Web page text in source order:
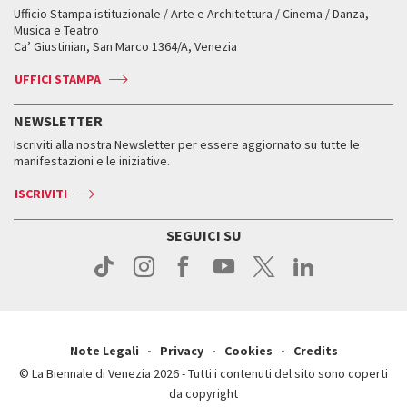
Servizi al pubblico
Come raggiungerci
Press
Orari e sedi
Accrediti
Come raggiungerci
Orari e sedi
Biglietti
Accrediti
Come raggiungerci
Contatti
Press
Servizi al pubblico
Come raggiungerci
Press
Workshop di critica teatrale
Leone d’oro alla carriera
Leone d’argento
Edizioni passate
Orari e sedi
Biglietti
Servizi al pubblico
Come raggiungerci
Contatti
Fondi e Collezioni
Biennale College ASAC
ASAC DATI
Storia
Orari e sedi
Ufficio Stampa istituzionale / Arte e Architettura / Cinema / Danza,
Musica e Teatro
Ca’ Giustinian, San Marco 1364/A, Venezia
UFFICI STAMPA
NEWSLETTER
Iscriviti alla nostra Newsletter per essere aggiornato su tutte le
manifestazioni e le iniziative.
ISCRIVITI
SEGUICI SU
Note Legali Privacy Cookies
Credits
© La Biennale di Venezia 2026 - Tutti i contenuti del sito sono coperti
da copyright